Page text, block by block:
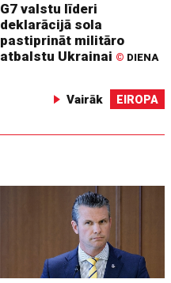
G7 valstu līderi
deklarācijā sola
pastiprināt militāro
atbalstu Ukrainai © DIENA
Vairāk EIROPA